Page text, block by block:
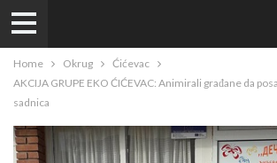
Home Okrug
Ćićevac
AKCIJA GRUPE EKO ĆIĆEVAC: Animirali građane da
sadnica